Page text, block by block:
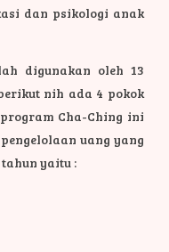
dan psikologi anak
digunakan oleh 13
nih ada 4 pokok
Cha-Ching ini
uang yang
yaitu :